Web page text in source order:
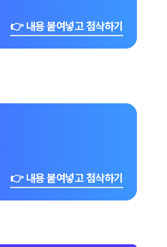
👉 내용 붙여넣고 첨삭하기
👉 내용 붙여넣고 첨삭하기